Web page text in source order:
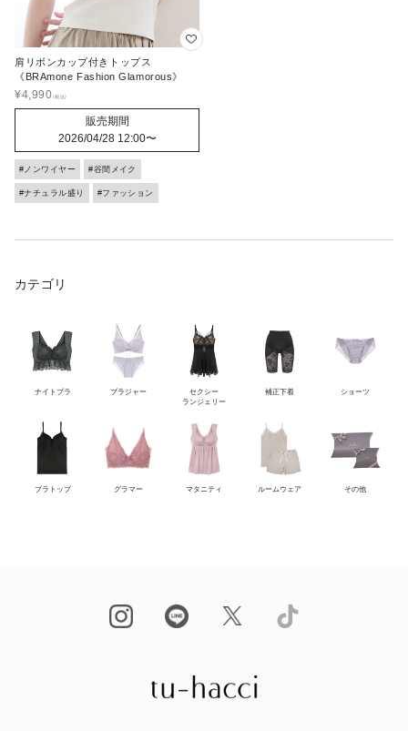
肩リボンカップ付きトップス
《BRAmone Fashion Glamorous》
¥4,990
販売期間
2026/04/28 12:00〜
#ノンワイヤー #谷間メイク
#ナチュラル盛り #ファッション
カテゴリ
ナイトブラ ブラジャー
セクシー
ランジェリー
補正下着 ショーツ
ブラトップ グラマー マタニティ ルームウェア その他